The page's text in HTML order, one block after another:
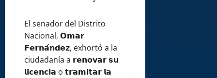
El senador del Distrito
Nacional, 𝗢𝗺𝗮𝗿
𝗙𝗲𝗿𝗻𝗮́𝗻𝗱𝗲𝘇, exhortó a la
ciudadanía a 𝗿𝗲𝗻𝗼𝘃𝗮𝗿 𝘀𝘂
𝗹𝗶𝗰𝗲𝗻𝗰𝗶𝗮 o 𝘁𝗿𝗮𝗺𝗶𝘁𝗮𝗿 𝗹𝗮